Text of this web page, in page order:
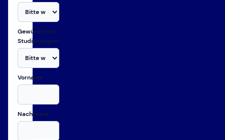
Gewünschter
Studienbeginn
Vorname
Nachname